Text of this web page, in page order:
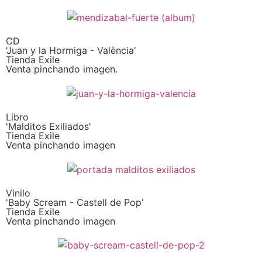
CD
'Juan y la Hormiga - València'
Tienda Exile
Venta pinchando imagen.
Libro
'Malditos Exiliados'
Tienda Exile
Venta pinchando imagen
Vinilo
'Baby Scream - Castell de Pop'
Tienda Exile
Venta pinchando imagen